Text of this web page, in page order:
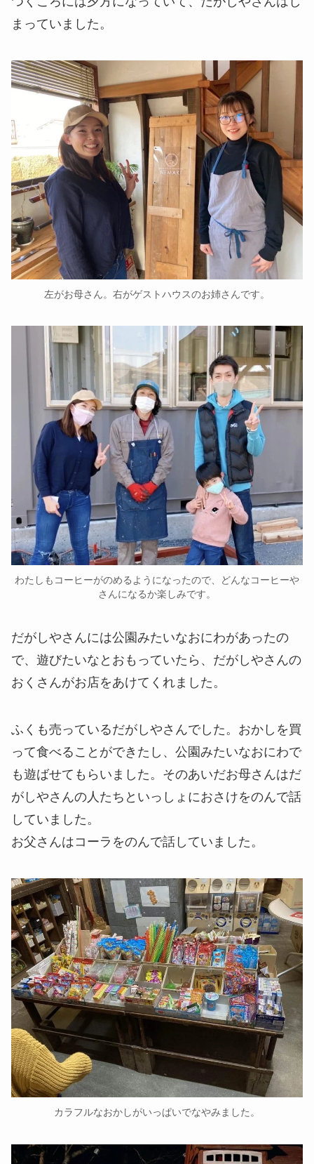
まっていました。
左がお母さん。右がゲストハウスのお姉さんです。
わたしもコーヒーがのめるようになったので、どんなコーヒーや
さんになるか楽しみです。
だがしやさんには公園みたいなおにわがあったの
で、遊びたいなとおもっていたら、だがしやさんの
おくさんがお店をあけてくれました。
ふくも売っているだがしやさんでした。おかしを買
って食べることができたし、公園みたいなおにわで
も遊ばせてもらいました。そのあいだお母さんはだ
がしやさんの人たちといっしょにおさけをのんで話
していました。
お父さんはコーラをのんで話していました。
カラフルなおかしがいっぱいでなやみました。